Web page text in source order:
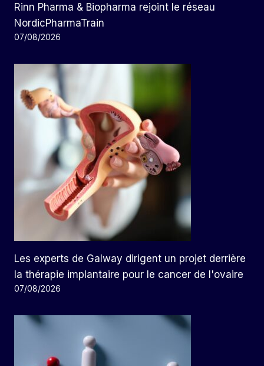
Rinn Pharma & Biopharma rejoint le réseau
NordicPharmaTrain
07/08/2026
Les experts de Galway dirigent un projet derrière
la thérapie implantaire pour le cancer de l'ovaire
07/08/2026